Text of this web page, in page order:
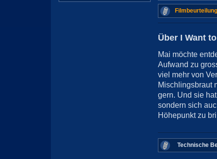
Über I Want
Mai möchte
Aufwand zu
viel mehr von
Mischlingsbraut
gern. Und sie
sondern sich
Höhepunkt zu
Technische